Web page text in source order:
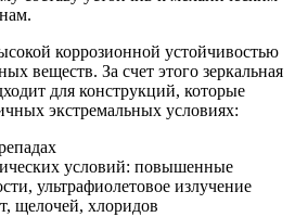
коррозионной устойчивостью
веществ. За счет этого зеркальная
для конструкций, которые
экстремальных условиях:
условий: повышенные
ультрафиолетовое излучение
щелочей, хлоридов